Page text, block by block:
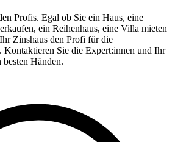
Profis. Egal ob Sie ein Haus, eine
ein Reihenhaus, eine Villa mieten
Zinshaus den Profi für die
Kontaktieren Sie die Expert:innen und Ihr
Händen.